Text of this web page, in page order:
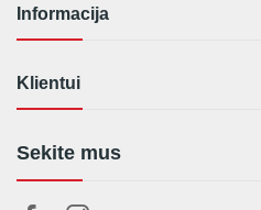
Informacija
Klientui
Sekite mus